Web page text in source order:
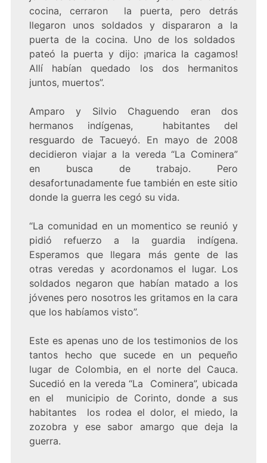
cocina, cerraron la puerta, pero detrás
llegaron unos soldados y dispararon a la
puerta de la cocina. Uno de los soldados
pateó la puerta y dijo: ¡marica la cagamos!
Allí habían quedado los dos hermanitos
juntos, muertos”.
Amparo y Silvio Chaguendo eran dos
hermanos indígenas, habitantes del
resguardo de Tacueyó. En mayo de 2008
decidieron viajar a la vereda “La Cominera”
en busca de trabajo. Pero
desafortunadamente fue también en este sitio
donde la guerra les cegó su vida.
“La comunidad en un momentico se reunió y
pidió refuerzo a la guardia indígena.
Esperamos que llegara más gente de las
otras veredas y acordonamos el lugar. Los
soldados negaron que habían matado a los
jóvenes pero nosotros les gritamos en la cara
que los habíamos visto”.
Este es apenas uno de los testimonios de los
tantos hecho que sucede en un pequeño
lugar de Colombia, en el norte del Cauca.
Sucedió en la vereda “La Cominera”, ubicada
en el municipio de Corinto, donde a sus
habitantes los rodea el dolor, el miedo, la
zozobra y ese sabor amargo que deja la
guerra.